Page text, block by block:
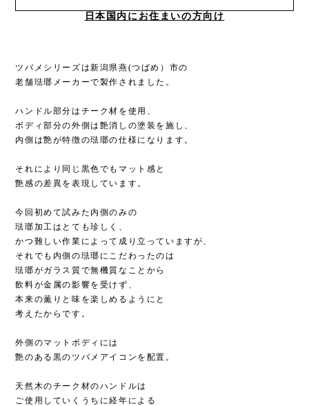
日本国内にお住まいの方向け
ツバメシリーズは新潟県燕(つばめ）市の
老舗琺瑯メーカーで製作されました。
ハンドル部分はチーク材を使用、
ボディ部分の外側は艶消しの塗装を施し、
内側は艶が特徴の琺瑯の仕様になります。
それにより同じ黒色でもマット感と
艶感の差異を表現しています。
今回初めて試みた内側のみの
琺瑯加工はとても珍しく、
かつ難しい作業によって成り立っていますが、
それでも内側の琺瑯にこだわったのは
琺瑯がガラス質で無機質なことから
飲料が金属の影響を受けず、
本来の薫りと味を楽しめるようにと
考えたからです。
外側のマットボディには
艶のある黒のツバメアイコンを配置。
天然木のチーク材のハンドルは
ご使用していくうちに経年による